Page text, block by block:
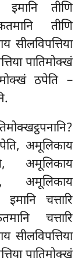
इमानि तीणि
तीणि
सीलविपत्तिया
पातिमोक्खं
ठपेति –
अमूलिकाय
अमूलिकाय
अमूलिकाय
चत्तारि
चत्तारि
सीलविपत्तिया
पातिमोक्खं